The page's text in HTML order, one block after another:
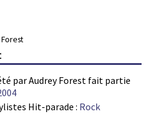
par Audrey Forest fait partie
Hit-parade : Rock